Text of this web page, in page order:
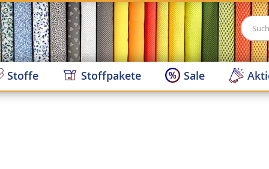
Suche
Stoffe Stoffpakete Sale